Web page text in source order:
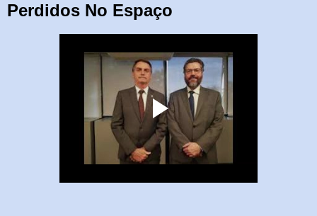
Perdidos No Espaço